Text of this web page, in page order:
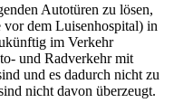
Autotüren zu lösen,
vor dem Luisenhospital) in
im Verkehr
und Radverkehr mit
und es dadurch nicht zu
nicht davon überzeugt.